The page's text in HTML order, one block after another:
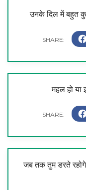
उनके दिल में बहुत
महल हो या
जब तक तुम डरते